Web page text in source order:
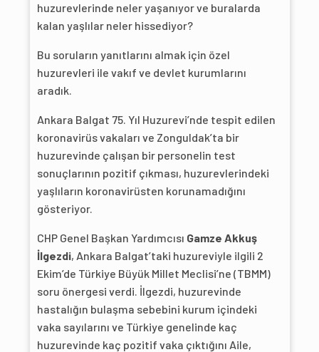
huzurevlerinde neler yaşanıyor ve buralarda
kalan yaşlılar neler hissediyor?
Bu soruların yanıtlarını almak için özel
huzurevleri ile vakıf ve devlet kurumlarını
aradık.
Ankara Balgat 75. Yıl Huzurevi’nde tespit edilen
koronavirüs vakaları ve Zonguldak’ta bir
huzurevinde çalışan bir personelin test
sonuçlarının pozitif çıkması, huzurevlerindeki
yaşlıların koronavirüsten korunamadığını
gösteriyor.
CHP Genel Başkan Yardımcısı Gamze Akkuş
İlgezdi, Ankara Balgat’taki huzureviyle ilgili 2
Ekim’de Türkiye Büyük Millet Meclisi’ne (TBMM)
soru önergesi verdi. İlgezdi, huzurevinde
hastalığın bulaşma sebebini kurum içindeki
vaka sayılarını ve Türkiye genelinde kaç
huzurevinde kaç pozitif vaka çıktığını Aile,